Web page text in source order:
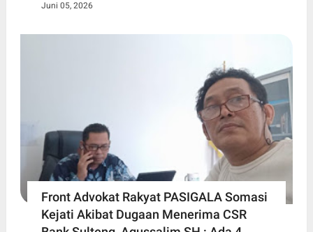
Juni 05, 2026
Front Advokat Rakyat PASIGALA Somasi
Kejati Akibat Dugaan Menerima CSR